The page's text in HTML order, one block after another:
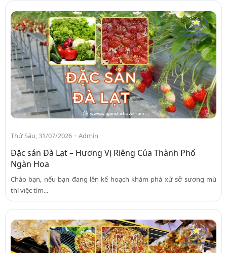
Thứ Sáu, 31/07/2026 - Admin
Đặc sản Đà Lạt – Hương Vị Riêng Của Thành Phố
Ngàn Hoa
Chào bạn, nếu bạn đang lên kế hoạch khám phá xứ sở sương mù
thì việc tìm...